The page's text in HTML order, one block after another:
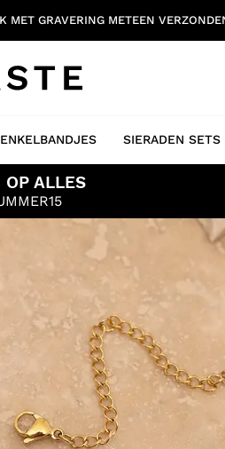
MET GRAVERING METEEN
ENKELBANDJES SIERADEN SETS
OP ALLES